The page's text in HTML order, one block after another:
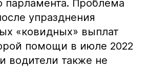
парламента. Проблема
упразднения
«ковидных» выплат
помощи в июле 2022
водители также не